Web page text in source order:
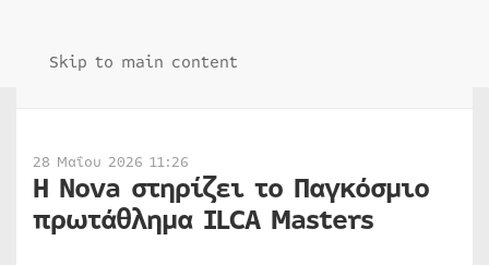
Skip to main content
28 Μαΐου 2026 11:26
Η Nova στηρίζει το Παγκόσμιο
πρωτάθλημα ILCA Masters